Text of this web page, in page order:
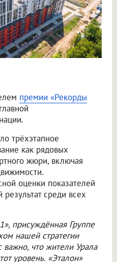
премии «Рекорды
трёхэтапное
как рядовых
жюри, включая
оценки показателей
среди всех
присуждённая Группе
нашей стратегии
важно, что жители Урала
уровень. «Эталон»